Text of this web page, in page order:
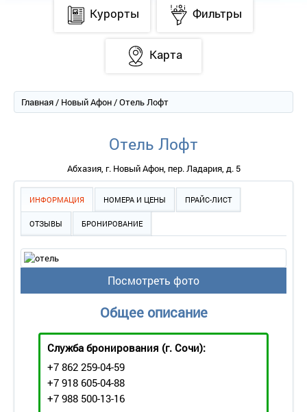
Курорты Фильтры
Карта
Главная/ Новый Афон/ Отель Лофт
Отель Лофт
Абхазия, г. Новый Афон, пер. Ладария, д. 5
ИНФОРМАЦИЯ НОМЕРА И ЦЕНЫ ПРАЙС-ЛИСТ
ОТЗЫВЫ БРОНИРОВАНИЕ
Посмотреть фото
Общее описание
Служба бронирования (г. Сочи):
+7 862 259-04-59
+7 918 605-04-88
+7 988 500-13-16